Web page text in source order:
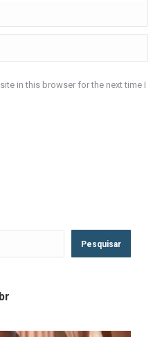
in this browser for the next time I
Pesquisar